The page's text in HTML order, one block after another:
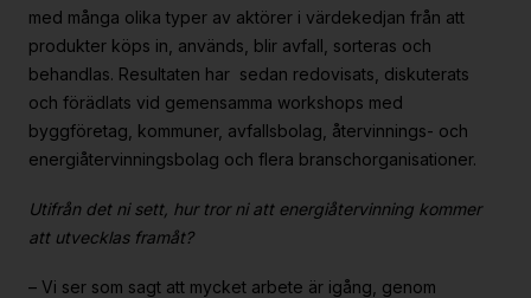
med många olika typer av aktörer i värdekedjan från att
produkter köps in, används, blir avfall, sorteras och
behandlas. Resultaten har sedan redovisats, diskuterats
och förädlats vid gemensamma workshops med
byggföretag, kommuner, avfallsbolag, återvinnings- och
energiåtervinningsbolag och flera branschorganisationer.
Utifrån det ni sett, hur tror ni att energiåtervinning kommer
att utvecklas framåt?
– Vi ser som sagt att mycket arbete är igång, genom